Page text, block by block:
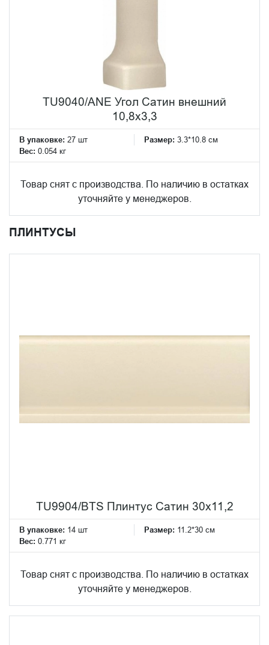
TU9040/ANE Угол Сатин внешний
10,8x3,3
В упаковке: 27 шт Размер: 3.3*10.8 см
Вес: 0.054 кг
Товар снят с производства. По наличию в остатках
уточняйте у менеджеров.
ПЛИНТУСЫ
TU9904/BTS Плинтус Сатин 30x11,2
В упаковке: 14 шт Размер: 11.2*30 см
Вес: 0.771 кг
Товар снят с производства. По наличию в остатках
уточняйте у менеджеров.